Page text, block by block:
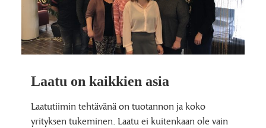
Laatu on kaikkien asia
Laatutiimin tehtävänä on tuotannon ja koko
yrityksen tukeminen. Laatu ei kuitenkaan ole vain